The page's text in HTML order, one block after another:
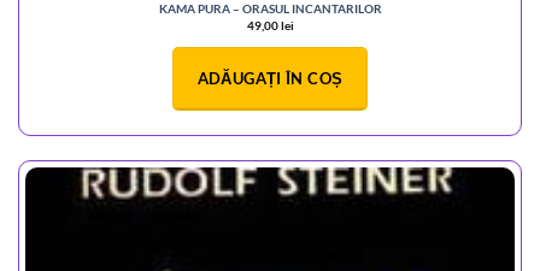
KAMA PURA – ORASUL INCANTARILOR
49,00lei
ADĂUGAȚI ÎN COȘ